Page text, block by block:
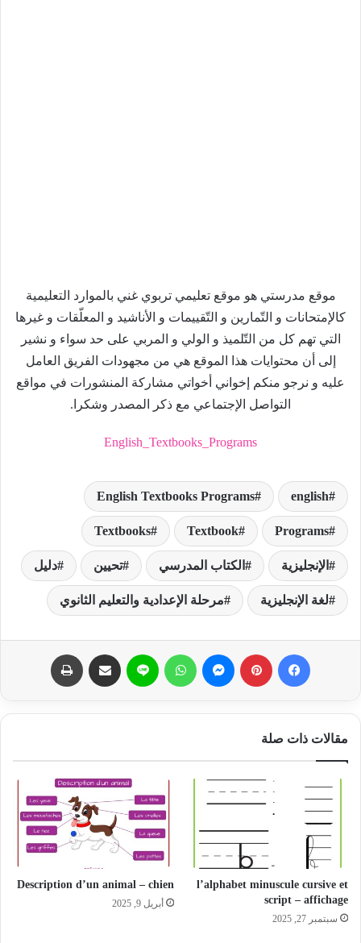
موقع مدرستي هو موقع تعليمي تربوي غني بالموارد التعليمية
كالإمتحانات و التّمارين و التّقييمات و الأناشيد و المعلّقات و غيرها
التي تهم كل من التّلميذ و الولي و المربي على حد سواء و نشير
إلى أن محتوايات هذا الموقع هي من مجهودات الفريق العامل
عليه و نرجو منكم إخواني أخواتي مشاركة المنشورات في مواقع
التواصل الإجتماعي مع ذكر المصدر وشكرا.
English_Textbooks_Programs
english
English Textbooks Programs
Programs
Textbook
Textbooks
الإنجليزية الكتاب المدرسي تحيين دليل
لغة الإنجليزية مرحلة الإعدادية والتعليم الثانوي
مقالات ذات صلة
l’alphabet minuscule cursive et
script – affichage
سبتمبر 27, 2025
Description d’un animal – chien
أبريل 9, 2025